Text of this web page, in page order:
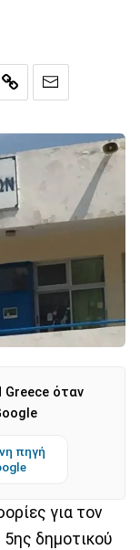
Greece όταν
πηγή
για τον
5ης δημοτικού